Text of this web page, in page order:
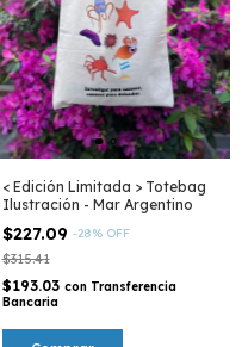
< Edición Limitada > Totebag
Ilustración - Mar Argentino
$227.09 -28% OFF
$315.41
$193.03 con Transferencia
Bancaria